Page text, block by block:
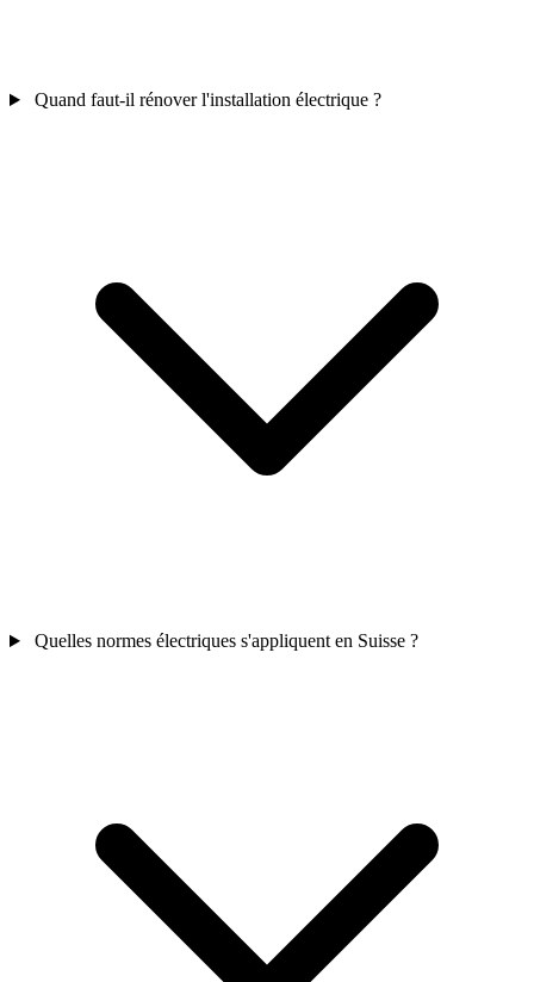
Quand faut-il rénover l'installation électrique ?
Quelles normes électriques s'appliquent en Suisse ?